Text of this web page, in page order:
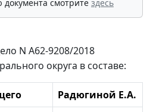
смотрите здесь
N А62-9208/2018
округа в составе:
Радюгиной Е.А.